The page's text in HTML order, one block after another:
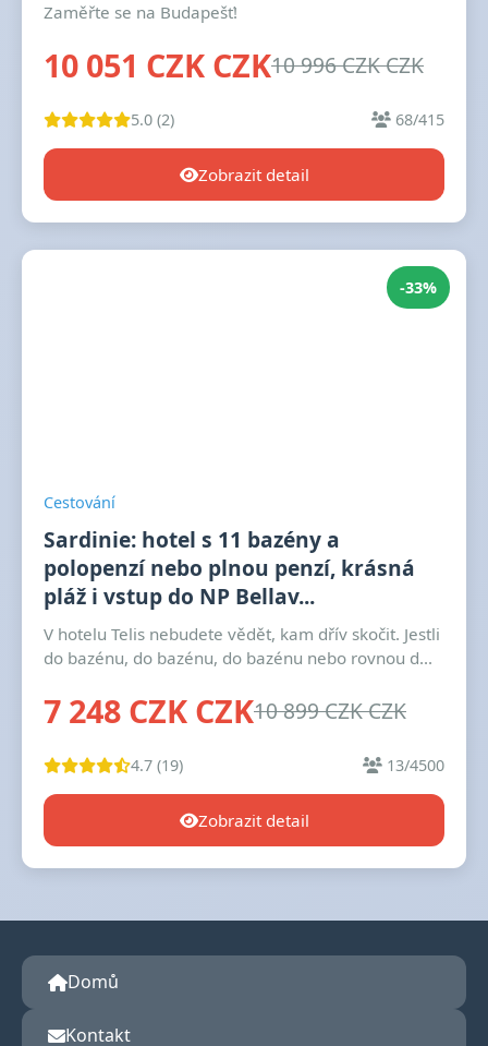
Zaměřte se na Budapešť!
10 051 CZK CZK10 996 CZK CZK
5.0 (2) 68/415
Zobrazit detail
-33%
Cestování
Sardinie: hotel s 11 bazény a
polopenzí nebo plnou penzí, krásná
pláž i vstup do NP Bellav...
V hotelu Telis nebudete vědět, kam dřív skočit. Jestli
do bazénu, do bazénu, do bazénu nebo rovnou d...
7 248 CZK CZK10 899 CZK CZK
4.7 (19) 13/4500
Zobrazit detail
Domů
Kontakt